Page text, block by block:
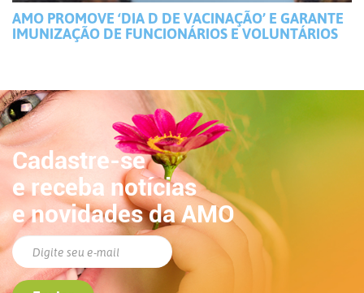
AMO PROMOVE ‘DIA D DE VACINAÇÃO’ E GARANTE
IMUNIZAÇÃO DE FUNCIONÁRIOS E VOLUNTÁRIOS
Cadastre-se
e receba notícias
e novidades da AMO